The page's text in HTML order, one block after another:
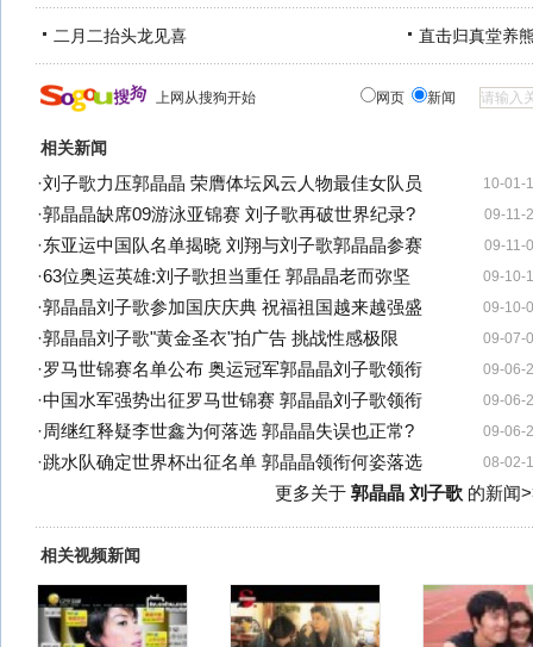
二月二抬头龙见喜 直击归真堂养
上网从搜狗开始 网页 新闻
相关新闻
10-01-
·刘子歌力压郭晶晶 荣膺体坛风云人物最佳女队员
09-11-
·郭晶晶缺席09游泳亚锦赛 刘子歌再破世界纪录?
09-11-
·东亚运中国队名单揭晓 刘翔与刘子歌郭晶晶参赛
09-10-
·63位奥运英雄:刘子歌担当重任 郭晶晶老而弥坚
09-10-
·郭晶晶刘子歌参加国庆庆典 祝福祖国越来越强盛
09-07-
·郭晶晶刘子歌"黄金圣衣"拍广告 挑战性感极限
09-06-
·罗马世锦赛名单公布 奥运冠军郭晶晶刘子歌领衔
09-06-
·中国水军强势出征罗马世锦赛 郭晶晶刘子歌领衔
09-06-
·周继红释疑李世鑫为何落选 郭晶晶失误也正常?
08-02-
·跳水队确定世界杯出征名单 郭晶晶领衔何姿落选
更多关于 郭晶晶 刘子歌的新闻
相关视频新闻